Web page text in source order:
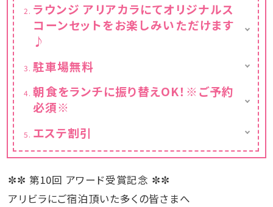
ご利用頂けます。
※おひとりさま1泊ごとに2,000円相当
※利用対象外のメニューおよび商品がござい
ます。
※添い寝のお子様は特典対象外となります。
ラウンジ アリアカラにてオリジナルス
コーンセットをお楽しみいただけます
♪
駐車場無料
朝食をランチに振り替えOK！※ご予約
必須※
チ』にお振替頂けます。
ランチへのお振替は、専用ウェブページから
のご予約のみとなりますので
公式サイトよりご予約をお願い致します。
※専用ウェブページよりご予約がない場合、ラ
ンチへのお振替はできません。
エステ割引
※滞在中おひとり様1回
※対象メニューに制限有
✼✼ 第10回 アワード受賞記念 ✼✼
アリビラにご宿泊頂いた多くの皆さまへ